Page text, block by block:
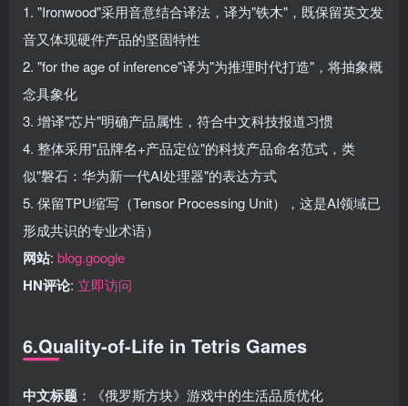
1. "Ironwood"采用音意结合译法，译为"铁木"，既保留英文发
音又体现硬件产品的坚固特性
2. "for the age of inference"译为"为推理时代打造"，将抽象概
念具象化
3. 增译"芯片"明确产品属性，符合中文科技报道习惯
4. 整体采用"品牌名+产品定位"的科技产品命名范式，类
似"磐石：华为新一代AI处理器"的表达方式
5. 保留TPU缩写（Tensor Processing Unit），这是AI领域已
形成共识的专业术语）
网站: blog.google
HN评论: 立即访问
6.Quality-of-Life in Tetris Games
中文标题 ：《俄罗斯方块》游戏中的生活品质优化